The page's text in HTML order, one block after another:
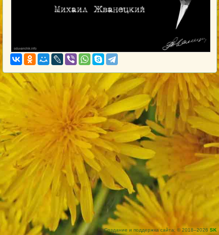
Создание и поддержка сайта: © 2018–2026 SK